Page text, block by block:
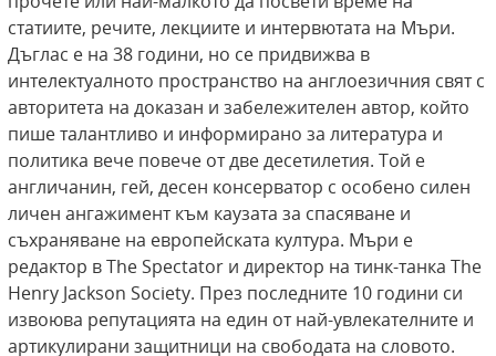
статиите, речите, лекциите и интервютата на Мъри.
Дъглас е на 38 години, но се придвижва в
интелектуалното пространство на англоезичния свят с
авторитета на доказан и забележителен автор, който
пише талантливо и информирано за литература и
политика вече повече от две десетилетия. Той е
англичанин, гей, десен консерватор с особено силен
личен ангажимент към каузата за спасяване и
съхраняване на европейската култура. Мъри е
редактор в The Spectator и директор на тинк-танка The
Henry Jackson Society. През последните 10 години си
извоюва репутацията на един от най-увлекателните и
артикулирани защитници на свободата на словото.